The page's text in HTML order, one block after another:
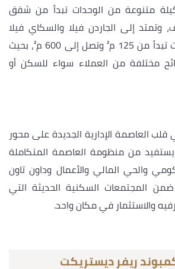
متنوعة من الوحدات تبدأ من شقق
وتمتد إلى الجاردن فيلا والسكاي فيلا
والبنتهاوس، بمساحات تبدأ من 125 م² وتصل إلى 600 م²، بحيث
مختلفة من العملاء سواء للسكن أو
العاصمة الإدارية الجديدة على محور
من منظومة العاصمة المتكاملة
والحي المالي والأعمال وداون تاون
المجتمعات السكنية الحديثة التي
والاستثمار في مكان واحد.
ريفر ديستريكت